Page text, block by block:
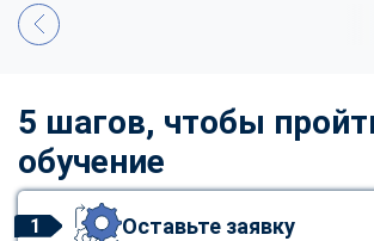
5 шагов, чтобы
обучение
1 Оставьте заявку